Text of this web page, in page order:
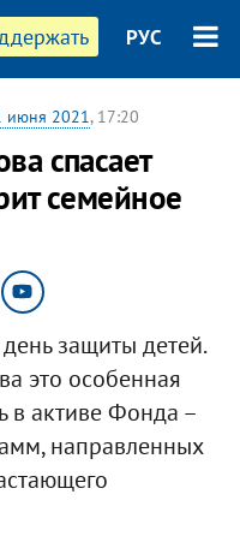
РУС
июня 2021, 17:20
спасает
семейное
защиты детей.
это особенная
в активе Фонда –
направленных